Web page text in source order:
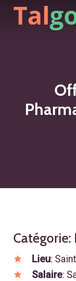
Skip
Catégorie:
Lieu:
Salaire: